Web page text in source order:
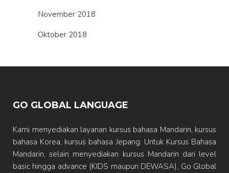
November 2018
Oktober 2018
GO GLOBAL LANGUAGE
Kami menyediakan layanan kursus bahasa Mandarin, kursus
bahasa Korea, kursus bahasa Jepang. Untuk Kursus Bahasa
Mandarin, selain menyediakan kursus Mandarin dari level
basic hingga advance (KIDS maupun DEWASA), Go Global